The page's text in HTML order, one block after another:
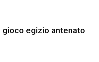
gioco egizio antenato